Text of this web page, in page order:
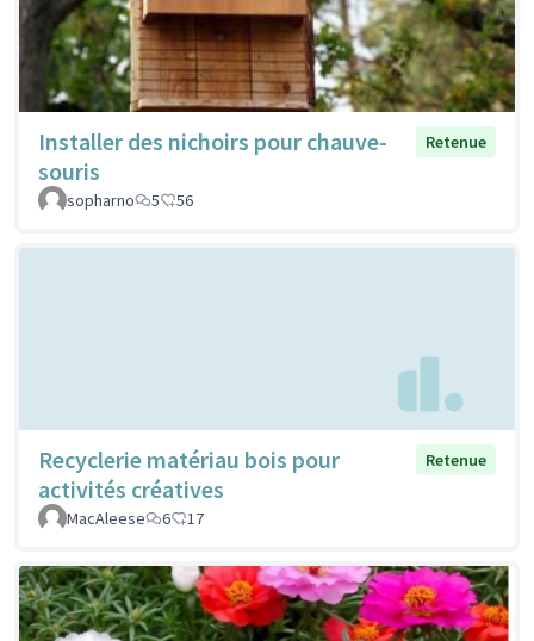
Installer des nichoirs pour chauve-
souris
Retenue
sopharno 5 56
Recyclerie matériau bois pour
activités créatives
Retenue
MacAleese 6 17